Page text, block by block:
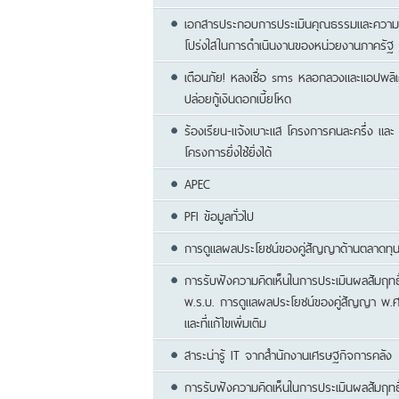
เอกสารประกอบการประเมินคุณธรรมและความ
โปร่งใสในการดำเนินงานของหน่วยงานภาครัฐ
เตือนภัย! หลงเชื่อ sms หลอกลวงและแอปพลิ
ปล่อยกู้เงินดอกเบี้ยโหด
ร้องเรียน-แจ้งเบาะแส โครงการคนละครึ่ง และ
โครงการยิ่งใช้ยิ่งได้
APEC
PFI ข้อมูลทั่วไป
การดูแลผลประโยชน์ของคู่สัญญาด้านตลาดทุน
การรับฟังความคิดเห็นในการประเมินผลสัมฤ
พ.ร.บ. การดูแลผลประโยชน์ของคู่สัญญา พ.ศ
และที่แก้ไขเพิ่มเติม
สาระน่ารู้ IT จากสำนักงานเศรษฐกิจการคลัง
การรับฟังความคิดเห็นในการประเมินผลสัมฤ